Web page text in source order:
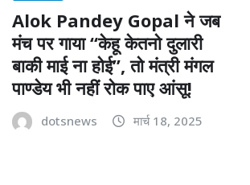
Alok Pandey Gopal ने जब
मंच पर गाया “केहू केतनो दुलारी
बाकी माई ना होई”, तो मंत्री मंगल
पाण्डेय भी नहीं रोक पाए आंसू!
dotsnews मार्च 18, 2025